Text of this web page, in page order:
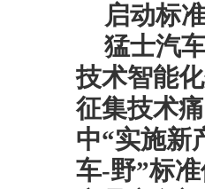
启动标
猛士汽
技术智能
征集技术
中“实施新
车-野”标